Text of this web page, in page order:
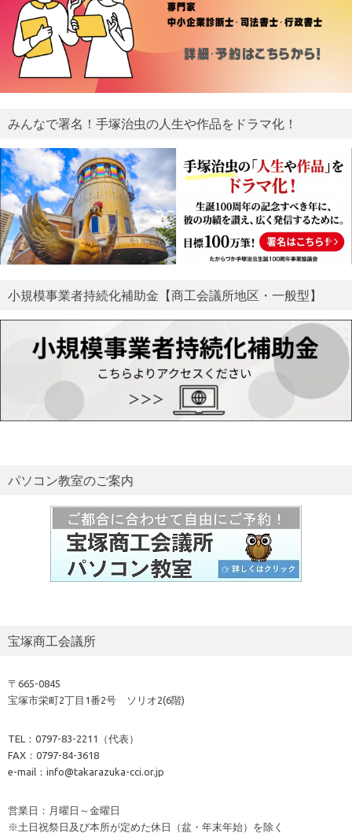
みんなで署名！手塚治虫の人生や作品をドラマ化！
小規模事業者持続化補助金【商工会議所地区・一般型】
パソコン教室のご案内
宝塚商工会議所
〒665-0845
宝塚市栄町2丁目1番2号 ソリオ2(6階)
TEL：0797-83-2211（代表）
FAX：0797-84-3618
e-mail：info@takarazuka-cci.or.jp
営業日：月曜日～金曜日
※土日祝祭日及び本所が定めた休日（盆・年末年始）を除く